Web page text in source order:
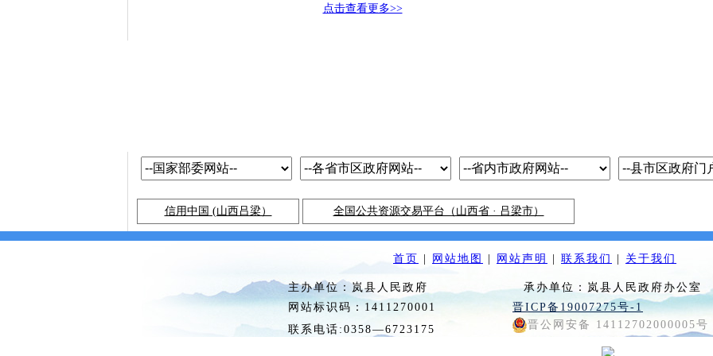
点击查看更多>>
信用中国 (山西吕梁） 全国公共资源交易平台（山西省 · 吕梁市）
首页 网站地图 网站声明 联系我们 关于我们
主办单位：岚县人民政府 承办单位：岚县人民政府办公室
网站标识码：1411270001 晋ICP备19007275号-1
联系电话:0358—6723175
晋公网安备 14112702000005号